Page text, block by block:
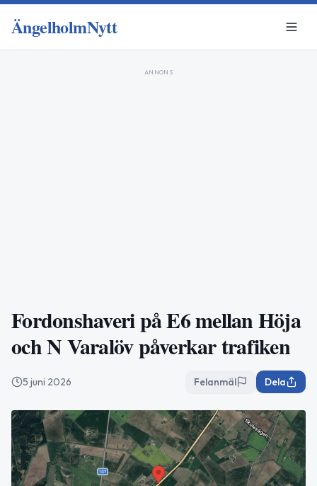
ÄngelholmNytt
ANNONS
Fordonshaveri på E6 mellan Höja
och N Varalöv påverkar trafiken
5 juni 2026 Felanmäl Dela